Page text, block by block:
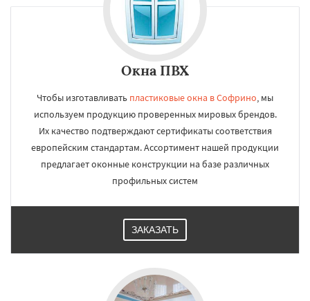
Окна ПВХ
Чтобы изготавливать пластиковые окна в Софрино, мы
используем продукцию проверенных мировых брендов.
Их качество подтверждают сертификаты соответствия
европейским стандартам. Ассортимент нашей продукции
предлагает оконные конструкции на базе различных
профильных систем
ЗАКАЗАТЬ